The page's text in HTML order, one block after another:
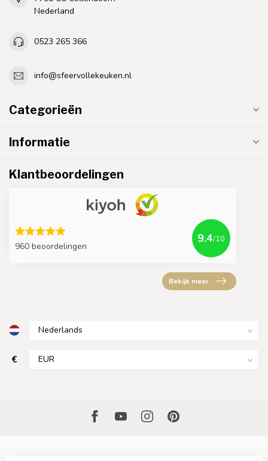
Nederland
0523 265 366
info@sfeervollekeuken.nl
Categorieën
Informatie
Klantbeoordelingen
960 beoordelingen
9.4/10
Bekijk meer
€